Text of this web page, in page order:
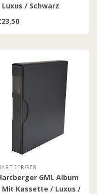
/ Schwarz
GML Album
Mit Kassette / Luxus /